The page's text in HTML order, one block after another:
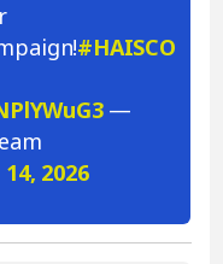
#HAISCO
—
14, 2026